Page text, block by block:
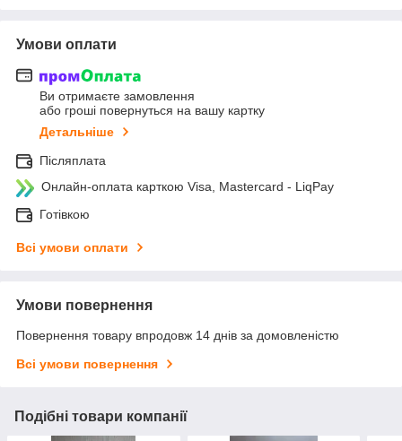
Умови оплати
Ви отримаєте замовлення
або гроші повернуться на вашу картку
Детальніше
Післяплата
Онлайн-оплата карткою Visa, Mastercard - LiqPay
Готівкою
Всі умови оплати
Умови повернення
Повернення товару впродовж 14 днів за домовленістю
Всі умови повернення
Подібні товари компанії